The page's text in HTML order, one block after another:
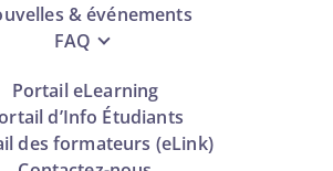
& événements
FAQ
Portail eLearning
d’Info Étudiants
des formateurs (eLink)